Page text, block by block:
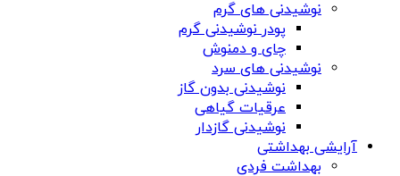
نوشیدنی های گرم
پودر نوشیدنی گرم
چای و دمنوش
نوشیدنی های سرد
نوشیدنی بدون گاز
عرقیات گیاهی
نوشیدنی گازدار
آرایشی بهداشتی
بهداشت فردی